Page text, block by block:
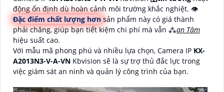
động ổn định dù hoàn cảnh môi trường khắc nghiệt. 👁
Đặc điểm chất lượng hơn sản phẩm này có giá thành
phải chăng, giúp bạn tiết kiệm chi phí mà vẫn ⁂an Tâm
hiệu suất cao.
Với mẫu mã phong phú và nhiều lựa chọn, Camera IP KX-
A2013N3-V-A-VN Kbvision sẽ là sự trợ thủ đắc lực trong
việc giám sát an ninh và quản lý công trình của bạn.